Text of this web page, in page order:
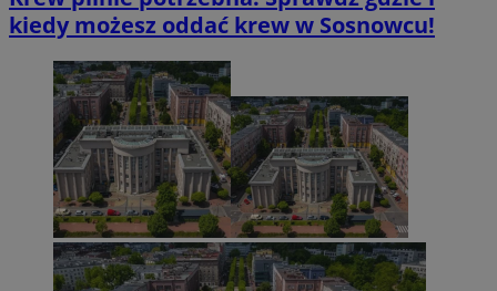
kiedy możesz oddać krew w Sosnowcu!